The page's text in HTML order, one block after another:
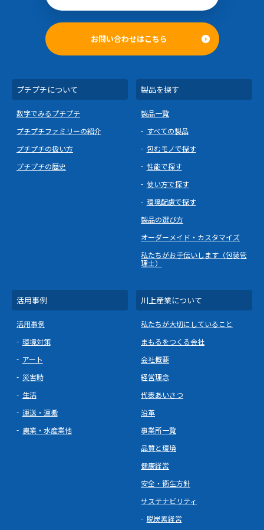
お問い合わせはこちら
プチプチについて
数字でみるプチプチ
プチプチファミリーの紹介
プチプチの扱い方
プチプチの歴史
製品を探す
製品一覧
すべての製品
包むモノで探す
性能で探す
使い方で探す
環境配慮で探す
製品の選び方
オーダーメイド・カスタマイズ
私たちがお手伝いします（包装管
理士）
活用事例
活用事例
環境対策
アート
災害時
生活
運送・運搬
農業・水産業他
川上産業について
私たちが大切にしていること
まもるをつくる会社
会社概要
経営理念
代表あいさつ
沿革
事業所一覧
品質と環境
健康経営
安全・衛生方針
サステナビリティ
脱炭素経営